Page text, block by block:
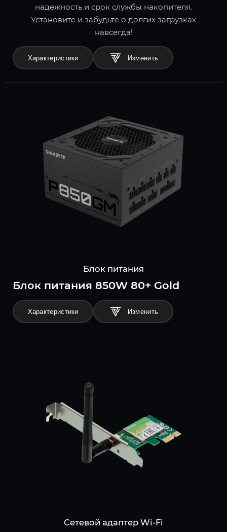
надежность и срок службы накопителя.
Установите и забудьте о долгих загрузках
навсегда!
Характеристики
Блок питания
Блок питания 850W 80+ Gold
Характеристики
Сетевой адаптер Wi-Fi